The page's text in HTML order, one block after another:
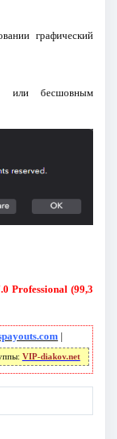
графический
или бесшовным
Professional (99,3
|
VIP-diakov.net